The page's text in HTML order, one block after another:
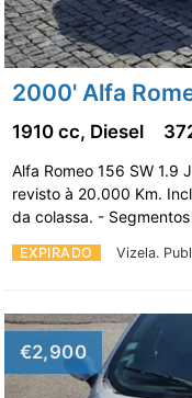
2000' Alfa
EXPIRADO Vizela.
1910 cc, Diesel
Alfa Romeo 156 SW 1.9
revisto à 20.000 Km.
da colassa. -
€2,900